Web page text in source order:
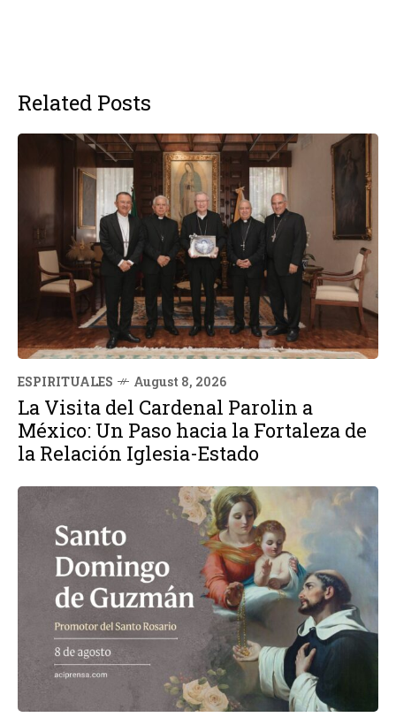
Related Posts
ESPIRITUALES August 8, 2026
La Visita del Cardenal Parolin a
México: Un Paso hacia la Fortaleza de
la Relación Iglesia-Estado